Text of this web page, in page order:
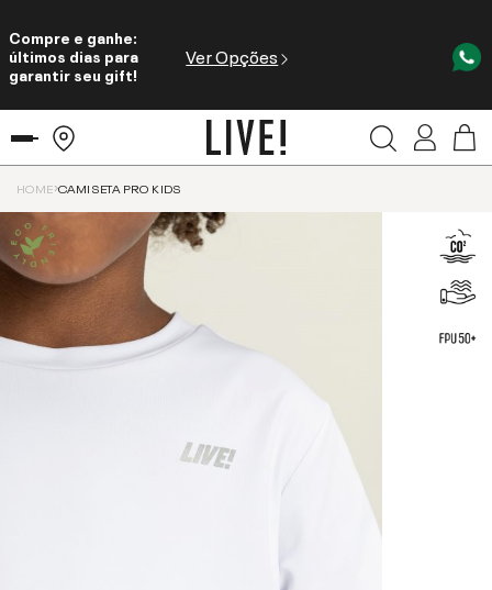
Compre e ganhe:
últimos dias para
garantir seu gift!
Ver Opções
HOME CAMISETA PRO KIDS